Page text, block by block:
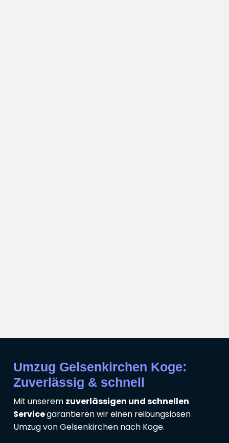
Umzug Gelsenkirchen Koge:
Zuverlässig & schnell
Mit unserem zuverlässigen und schnellen
Servicegarantieren wir einen reibungslosen
Umzug von Gelsenkirchen nach Koge.